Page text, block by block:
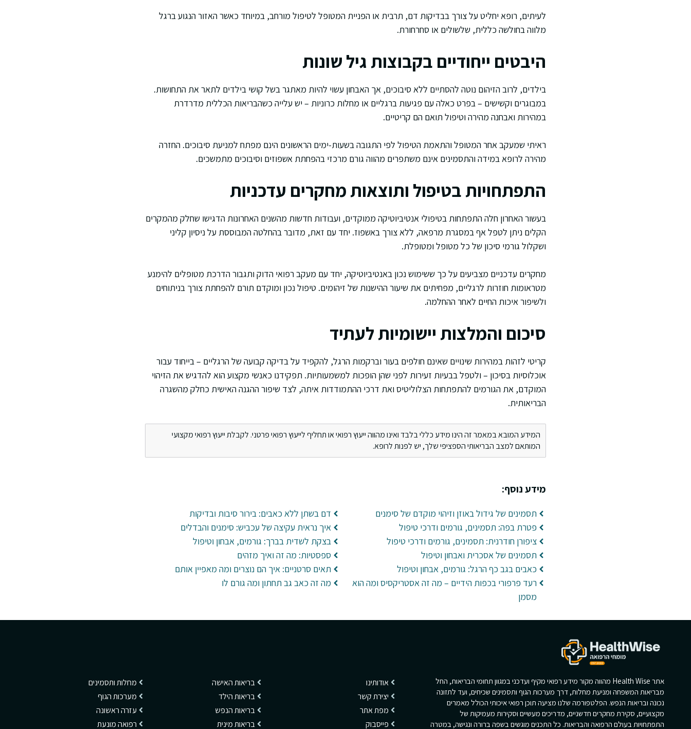
לעיתים, רופא יחליט על צורך בבדיקות דם, תרבית או הפניית המטופל לטיפול מורחב, במיוחד כאשר האזור הנגוע ברגל
מלווה בחולשה כללית, שלשולים או סחרחורת.
היבטים ייחודיים בקבוצות גיל שונות
בילדים, לרוב הזיהום נוטה להסתיים ללא סיבוכים, אך האבחון עשוי להיות מאתגר בשל קושי בילדים לתאר את התחושות.
במבוגרים וקשישים – בפרט כאלה עם פגיעות ברגליים או מחלות כרוניות – יש עלייה כשהבריאות הכללית מדרדרת
במהירות ואבחנה מהירה וטיפול תואם הם קריטיים.
ראיתי שמעקב אחר המטופל והתאמת הטיפול לפי התגובה בשעות-ימים הראשונים הינם מפתח למניעת סיבוכים. החזרה
מהירה לרופא במידה והתסמינים אינם משתפרים מהווה גורם מרכזי בהפחתת אשפוזים וסיבוכים מתמשכים.
התפתחויות בטיפול ותוצאות מחקרים עדכניות
בעשור האחרון חלה התפתחות בטיפולי אנטיביוטיקה ממוקדים, ועבודות חדשות מהשנים האחרונות הדגישו שחלק מהמקרים
הקלים ניתן לטפל אף במסגרת מרפאה, ללא צורך באשפוז. יחד עם זאת, מדובר בהחלטה המבוססת על ניסיון קליני
ושקלול גורמי סיכון של כל מטופל ומטופלת.
מחקרים עדכניים מצביעים על כך ששימוש נכון באנטיביוטיקה, יחד עם מעקב רפואי הדוק ותגבור הדרכת מטופלים להימנע
מטראומות חוזרות לרגליים, מפחיתים את שיעור ההישנות של זיהומים. טיפול נכון ומוקדם תורם להפחתת צורך בניתוחים
ולשיפור איכות החיים לאחר ההחלמה.
סיכום והמלצות יישומיות לעתיד
קריטי לזהות במהירות שינויים שאינם חולפים בעור וברקמות הרגל, להקפיד על בדיקה קבועה של הרגליים – בייחוד עבור
אוכלוסיות בסיכון – ולטפל בבעיות זעירות לפני שהן הופכות למשמעותיות. תפקידנו כאנשי מקצוע הוא להדגיש את הזיהוי
המוקדם, את הגורמים להתפתחות הצלוליטיס ואת דרכי ההתמודדות איתה, לצד שיפור ההגנה האישית כחלק מהשגרה
הבריאותית.
המידע המובא במאמר זה הינו מידע כללי בלבד ואינו מהווה ייעוץ רפואי או תחליף לייעוץ רפואי פרטני. לקבלת ייעוץ רפואי מקצועי
המותאם למצב הבריאותי הספציפי שלך, יש לפנות לרופא.
מידע נוסף:
תסמינים של גידול באוזן וזיהוי מוקדם של סימנים
דם בשתן ללא כאבים: בירור סיבות ובדיקות
פטרת בפה: תסמינים, גורמים ודרכי טיפול
איך נראית עקיצה של עכביש: סימנים והבדלים
ציפורן חודרנית: תסמינים, גורמים ודרכי טיפול
בצקת לשדית בברך: גורמים, אבחון וטיפול
תסמינים של אסכרית ואבחון וטיפול
ספסטיות: מה זה ואיך מזהים
כאבים בגב כף הרגל: גורמים, אבחון וטיפול
תאים סרטניים: איך הם נוצרים ומה מאפיין אותם
רעד פרפורי בכפות הידיים – מה זה אסטריקסיס ומה הוא
מסמן
מה זה כאב גב תחתון ומה גורם לו
אתר Health Wise מהווה מקור מידע רפואי מקיף ועדכני במגוון תחומי הבריאות, החל
מבריאות המשפחה ומניעת מחלות, דרך מערכות הגוף ותסמינים שכיחים, ועד לתזונה
נכונה ובריאות הנפש. הפלטפורמה שלנו מציעה תוכן רפואי איכותי הכולל מאמרים
מקצועיים, סקירת מחקרים חדשניים, מדריכים מעשיים וסקירות מעמיקות של
התפתחויות בעולם הרפואה והבריאות. כל התכנים מוגשים בשפה ברורה ונגישה, במטרה
אודותינו
יצירת קשר
מפת אתר
פייסבוק
בריאות האישה
בריאות הילד
בריאות הנפש
בריאות מינית
מחלות ותסמינים
מערכות הגוף
עזרה ראשונה
רפואה מונעת